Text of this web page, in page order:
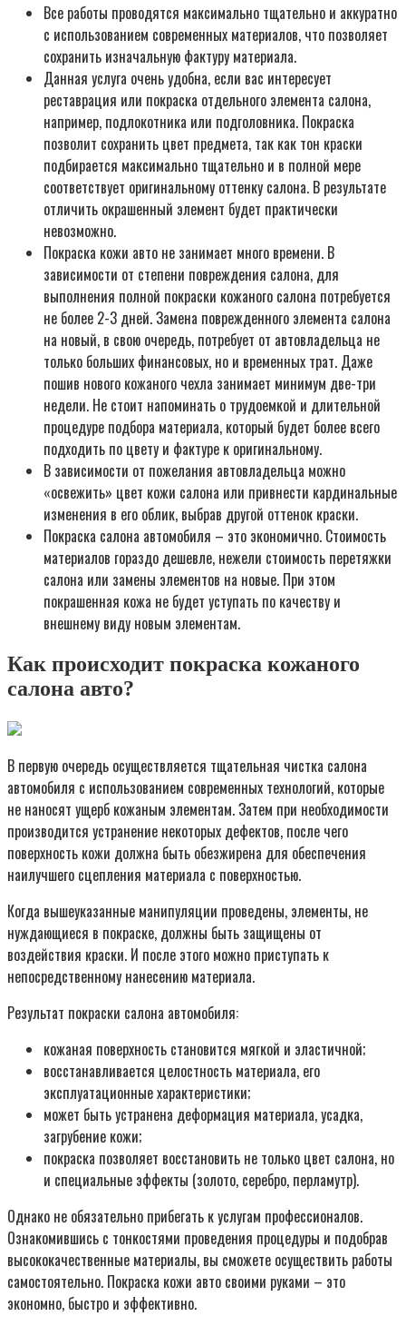
Все работы проводятся максимально тщательно и аккуратно
с использованием современных материалов, что позволяет
сохранить изначальную фактуру материала.
Данная услуга очень удобна, если вас интересует
реставрация или покраска отдельного элемента салона,
например, подлокотника или подголовника. Покраска
позволит сохранить цвет предмета, так как тон краски
подбирается максимально тщательно и в полной мере
соответствует оригинальному оттенку салона. В результате
отличить окрашенный элемент будет практически
невозможно.
Покраска кожи авто не занимает много времени. В
зависимости от степени повреждения салона, для
выполнения полной покраски кожаного салона потребуется
не более 2-3 дней. Замена поврежденного элемента салона
на новый, в свою очередь, потребует от автовладельца не
только больших финансовых, но и временных трат. Даже
пошив нового кожаного чехла занимает минимум две-три
недели. Не стоит напоминать о трудоемкой и длительной
процедуре подбора материала, который будет более всего
подходить по цвету и фактуре к оригинальному.
В зависимости от пожелания автовладельца можно
«освежить» цвет кожи салона или привнести кардинальные
изменения в его облик, выбрав другой оттенок краски.
Покраска салона автомобиля – это экономично. Стоимость
материалов гораздо дешевле, нежели стоимость перетяжки
салона или замены элементов на новые. При этом
покрашенная кожа не будет уступать по качеству и
внешнему виду новым элементам.
Как происходит покраска кожаного
салона авто?
В первую очередь осуществляется тщательная чистка салона
автомобиля с использованием современных технологий, которые
не наносят ущерб кожаным элементам. Затем при необходимости
производится устранение некоторых дефектов, после чего
поверхность кожи должна быть обезжирена для обеспечения
наилучшего сцепления материала с поверхностью.
Когда вышеуказанные манипуляции проведены, элементы, не
нуждающиеся в покраске, должны быть защищены от
воздействия краски. И после этого можно приступать к
непосредственному нанесению материала.
Результат покраски салона автомобиля:
кожаная поверхность становится мягкой и эластичной;
восстанавливается целостность материала, его
эксплуатационные характеристики;
может быть устранена деформация материала, усадка,
загрубение кожи;
покраска позволяет восстановить не только цвет салона, но
и специальные эффекты (золото, серебро, перламутр).
Однако не обязательно прибегать к услугам профессионалов.
Ознакомившись с тонкостями проведения процедуры и подобрав
высококачественные материалы, вы сможете осуществить работы
самостоятельно. Покраска кожи авто своими руками – это
экономно, быстро и эффективно.